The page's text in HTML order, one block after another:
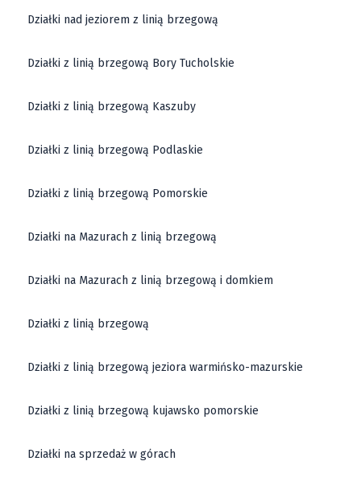
Działki nad jeziorem z linią brzegową
Działki z linią brzegową Bory Tucholskie
Działki z linią brzegową Kaszuby
Działki z linią brzegową Podlaskie
Działki z linią brzegową Pomorskie
Działki na Mazurach z linią brzegową
Działki na Mazurach z linią brzegową i domkiem
Działki z linią brzegową
Działki z linią brzegową jeziora warmińsko-mazurskie
Działki z linią brzegową kujawsko pomorskie
Działki na sprzedaż w górach